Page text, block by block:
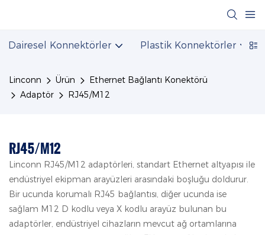
Dairesel Konnektörler Plastik Konnektörler
Linconn Ürün
Ethernet Bağlantı Konektörü
Adaptör
RJ45/M12
RJ45/M12
Linconn RJ45/M12 adaptörleri, standart Ethernet altyapısı ile
endüstriyel ekipman arayüzleri arasındaki boşluğu doldurur.
Bir ucunda korumalı RJ45 bağlantısı, diğer ucunda ise
sağlam M12 D kodlu veya X kodlu arayüz bulunan bu
adaptörler, endüstriyel cihazların mevcut ağ ortamlarına